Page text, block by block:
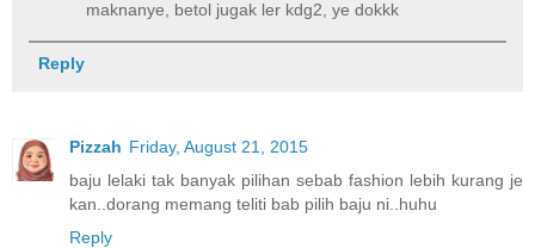
maknanye, betol jugak ler kdg2, ye dokkk
Reply
Pizzah Friday, August 21, 2015
baju lelaki tak banyak pilihan sebab fashion lebih kurang je
kan..dorang memang teliti bab pilih baju ni..huhu
Reply